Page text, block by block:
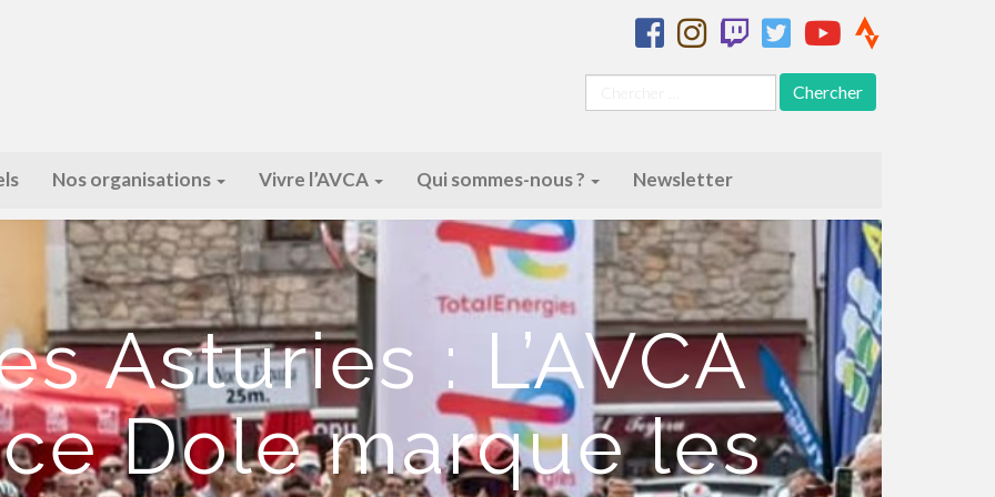
pour
Nos organisations Vivre l’AVCA Qui sommes-nous ? Newsletter
Asturies : L’AVCA
Dole marque les